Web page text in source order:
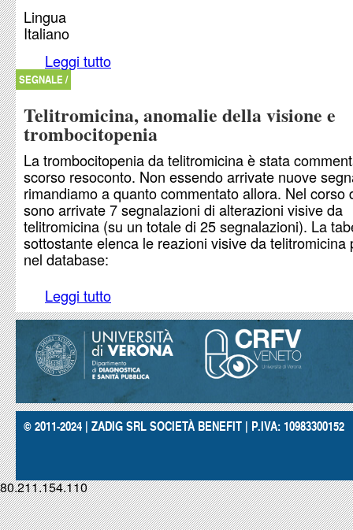
Lingua
Italiano
Leggi tutto
SEGNALE /
Telitromicina, anomalie della visione e
trombocitopenia
La trombocitopenia da telitromicina è stata
scorso resoconto. Non essendo arrivate nuove
rimandiamo a quanto commentato allora. Nel corso
sono arrivate 7 segnalazioni di alterazioni visive da
telitromicina (su un totale di 25 segnalazioni). La
sottostante elenca le reazioni visive da telitromicina
nel database:
Leggi tutto
© 2011-2024 | ZADIG SRL SOCIETÀ BENEFIT | P.IVA: 10983300152
80.211.154.110